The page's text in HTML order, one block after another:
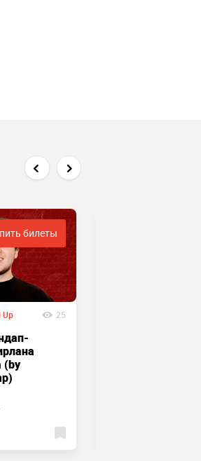
билеты
Up
25